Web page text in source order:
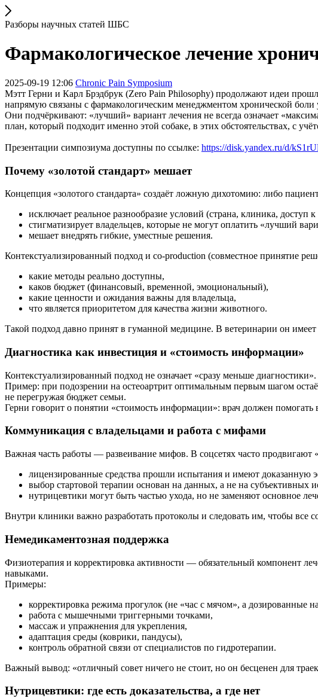
Разборы научных статей ШБС
Фармакологическое лечение
2025-09-19 12:06 Chronic Pain Symposium
Мэтт Герни и Карл Брэдбрук (Zero Pain Philosophy) продолжают идеи
напрямую связаны с фармакологическим менеджментом хронической боли
Они подчёркивают: «лучший» вариант лечения не всегда означает
план, который подходит именно этой собаке, в этих обстоятельствах, с
Презентации симпозиума доступны по ссылке: https://disk.yandex.ru/d/
Почему «золотой стандарт» мешает
Концепция «золотого стандарта» создаёт ложную дихотомию: либо
исключает реальное разнообразие условий (страна, клиника, доступ
стигматизирует владельцев, которые не могут оплатить «лучший
мешает внедрять гибкие, уместные решения.
Контекстуализированный подход и co-production (совместное принятие
какие методы реально доступны,
каков бюджет (финансовый, временной, эмоциональный),
какие ценности и ожидания важны для владельца,
что является приоритетом для качества жизни животного.
Такой подход давно принят в гуманной медицине. В ветеринарии он
Диагностика как инвестиция и «стоимость информации»
Контекстуализированный подход не означает «сразу меньше
Пример: при подозрении на остеоартрит оптимальным первым шагом
не перегружая бюджет семьи.
Герни говорит о понятии «стоимость информации»: врач должен
Коммуникация с владельцами и работа с мифами
Важная часть работы — развеивание мифов. В соцсетях часто
лицензированные средства прошли испытания и имеют доказанную
выбор стартовой терапии основан на данных, а не на субъективных
нутрицевтики могут быть частью ухода, но не заменяют основное
Внутри клиники важно разработать протоколы и следовать им, чтобы все
Немедикаментозная поддержка
Физиотерапия и корректировка активности — обязательный компонент
навыками.
Примеры:
корректировка режима прогулок (не «час с мячом», а дозированные
работа с мышечными триггерными точками,
массаж и упражнения для укрепления,
адаптация среды (коврики, пандусы),
контроль обратной связи от специалистов по гидротерапии.
Важный вывод: «отличный совет ничего не стоит, но он бесценен для
Нутрицевтики: где есть доказательства, а где нет